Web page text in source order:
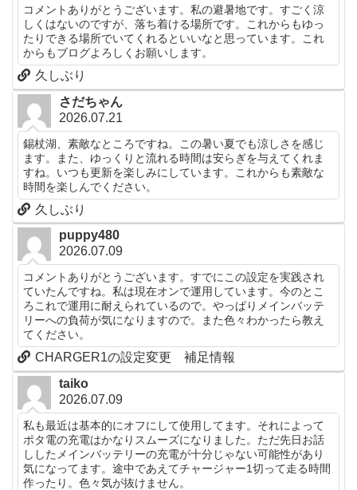
コメントありがとうございます。私の避暑地です。すごく涼
しくはないのですが、落ち着ける場所です。これからもゆっ
たりできる場所でいてくれるといいなと思っています。これ
からもブログよろしくお願いします。
久しぶり
さだちゃん
2026.07.21
錫杖湖、素敵なところですね。この暑い夏でも涼しさを感じ
ます。また、ゆっくりと流れる時間は安らぎを与えてくれま
すね。いつも更新を楽しみにしています。これからも素敵な
時間を楽しんでください。
久しぶり
puppy480
2026.07.09
コメントありがとうございます。すでにこの設定を実践され
ていたんですね。私は現在オンで運用しています。今のとこ
ろこれで運用に耐えられているので。やっぱりメインバッテ
リーへの負荷が気になりますので。また色々わかったら教え
てください。
CHARGER1の設定変更 補足情報
taiko
2026.07.09
私も最近は基本的にオフにして使用してます。それによって
ポタ電の充電はかなりスムーズになりました。ただ先日お話
ししたメインバッテリーの充電が十分じゃない可能性があり
気になってます。途中であえてチャージャー1切って走る時間
作ったり。色々気が抜けません。